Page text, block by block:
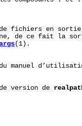
fichiers en
de ce fait la
(1).
manuel
version de